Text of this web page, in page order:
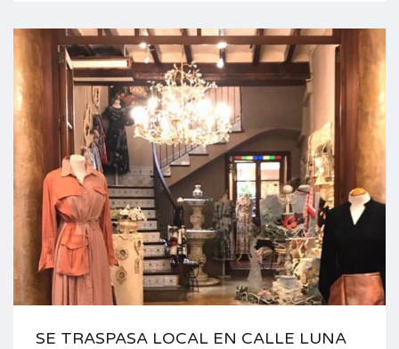
SE TRASPASA LOCAL EN CALLE LUNA